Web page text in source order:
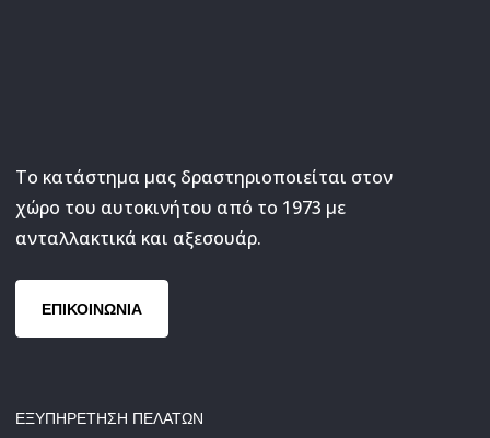
Το κατάστημα μας δραστηριοποιείται στον
χώρο του αυτοκινήτου από το 1973 με
ανταλλακτικά και αξεσουάρ.
ΕΠΙΚΟΙΝΩΝΙΑ
ΕΞΥΠΗΡΕΤΗΣΗ ΠΕΛΑΤΩΝ